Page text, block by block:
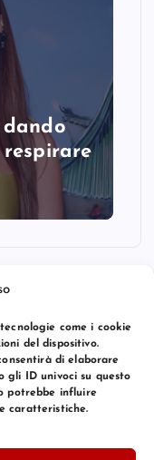
come i cookie
del dispositivo.
di elaborare
gli ID univoci su questo
potrebbe influire
caratteristiche.
dando